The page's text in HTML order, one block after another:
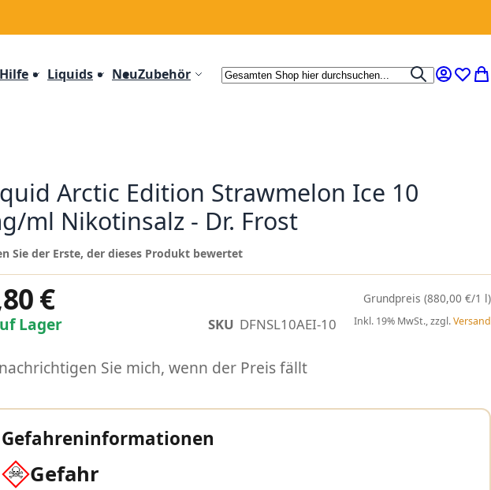
Hilfe Liquids NeuZubehör Suche
Suche
Mein
Arctic Edition Strawmelon Ice 10
ml Nikotinsalz - Dr. Frost
Lager SKU DFNSL10AEI-10
Sie der Erste, der dieses Produkt bewertet
€ (880,00 €/1 l)
Inkl. 19% MwSt., zzgl.Versand
Sie mich, wenn der Preis fällt
Gefahreninformationen
Gefahr